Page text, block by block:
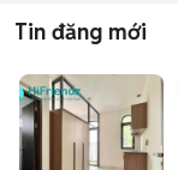
Tin đăng mới